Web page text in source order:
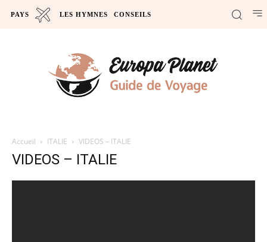
PAYS LES HYMNES CONSEILS
Accueil ITALIE VIDEOS – ITALIE
VIDEOS – ITALIE